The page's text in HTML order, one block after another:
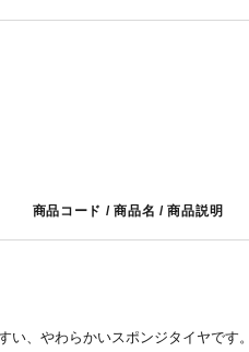
商品コード / 商品名 / 商品説明
い、やわらかいスポンジタイヤです。